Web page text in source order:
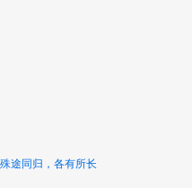
途同归，各有所长